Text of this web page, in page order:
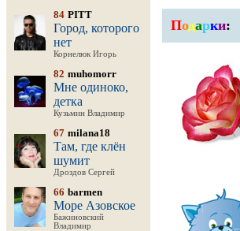
84 PITT
Город, которого
нет
Корнелюк Игорь
82 muhomorr
Мне одиноко,
детка
Кузьмин Владимир
67 milana18
Там, где клён
шумит
Дроздов Сергей
66 barmen
Море Азовское
Бажиновский
Владимир
Подарки: